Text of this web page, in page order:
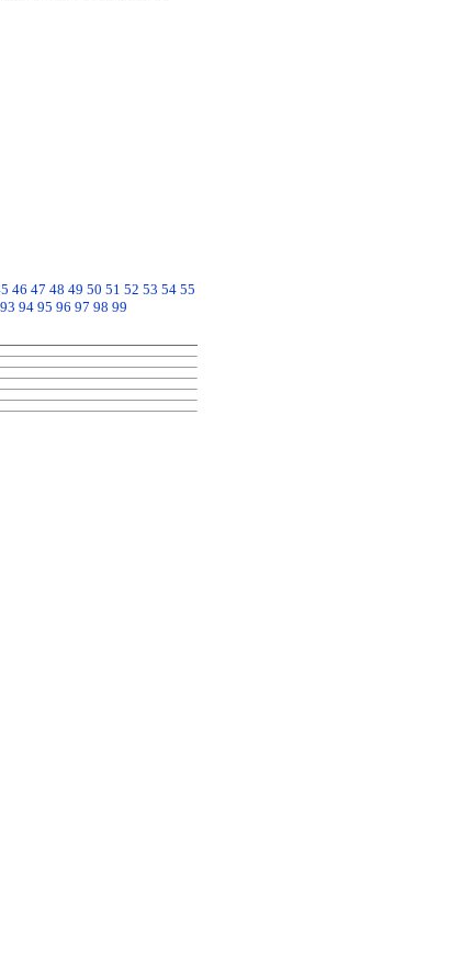
46 47 48 49 50 51 52 53 54 55
93 94 95 96 97 98 99